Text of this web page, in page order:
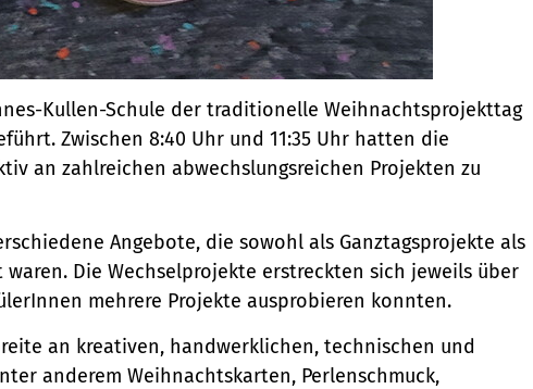
Kullen-Schule der traditionelle Weihnachtsprojekttag
Zwischen 8:40 Uhr und 11:35 Uhr hatten die
an zahlreichen abwechslungsreichen Projekten zu
Angebote, die sowohl als Ganztagsprojekte als
Die Wechselprojekte erstreckten sich jeweils über
mehrere Projekte ausprobieren konnten.
an kreativen, handwerklichen, technischen und
anderem Weihnachtskarten, Perlenschmuck,